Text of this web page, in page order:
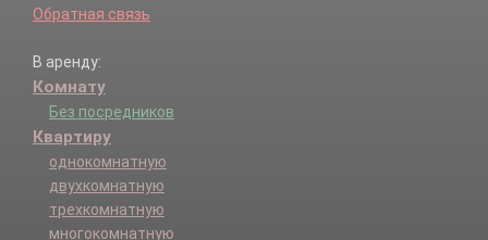
Обратная связь
В аренду:
Комнату
Без посредников
Квартиру
однокомнатную
двухкомнатную
трехкомнатную
многокомнатную